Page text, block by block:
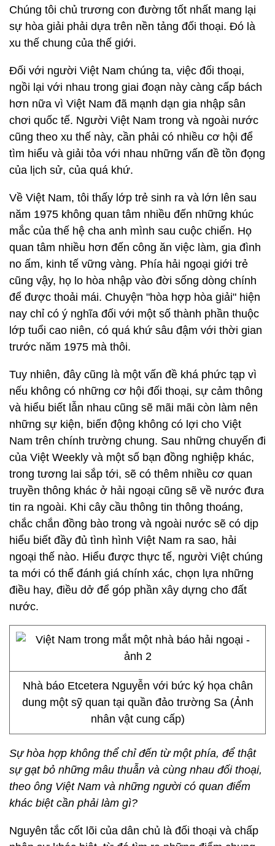
Chúng tôi chủ trương con đường tốt nhất mang lại
sự hòa giải phải dựa trên nền tảng đối thoại. Đó là
xu thế chung của thế giới.
Đối với người Việt Nam chúng ta, việc đối thoại,
ngồi lại với nhau trong giai đoạn này càng cấp bách
hơn nữa vì Việt Nam đã mạnh dạn gia nhập sân
chơi quốc tế. Người Việt Nam trong và ngoài nước
cũng theo xu thế này, cần phải có nhiều cơ hội để
tìm hiểu và giải tỏa với nhau những vấn đề tồn đọng
của lịch sử, của quá khứ.
Về Việt Nam, tôi thấy lớp trẻ sinh ra và lớn lên sau
năm 1975 không quan tâm nhiều đến những khúc
mắc của thế hệ cha anh mình sau cuộc chiến. Họ
quan tâm nhiều hơn đến công ăn việc làm, gia đình
no ấm, kinh tế vững vàng. Phía hải ngoại giới trẻ
cũng vậy, họ lo hòa nhập vào đời sống dòng chính
để được thoải mái. Chuyện "hòa hợp hòa giải" hiện
nay chỉ có ý nghĩa đối với một số thành phần thuộc
lớp tuổi cao niên, có quá khứ sâu đậm với thời gian
trước năm 1975 mà thôi.
Tuy nhiên, đây cũng là một vấn đề khá phức tạp vì
nếu không có những cơ hội đối thoại, sự cảm thông
và hiểu biết lẫn nhau cũng sẽ mãi mãi còn làm nên
những sự kiện, biến động không có lợi cho Việt
Nam trên chính trường chung. Sau những chuyến đi
của Việt Weekly và một số bạn đồng nghiệp khác,
trong tương lai sắp tới, sẽ có thêm nhiều cơ quan
truyền thông khác ở hải ngoại cũng sẽ về nước đưa
tin ra ngoài. Khi cây cầu thông tin thông thoáng,
chắc chắn đồng bào trong và ngoài nước sẽ có dịp
hiểu biết đầy đủ tình hình Việt Nam ra sao, hải
ngoại thế nào. Hiểu được thực tế, người Việt chúng
ta mới có thể đánh giá chính xác, chọn lựa những
điều hay, điều dở để góp phần xây dựng cho đất
nước.
Nhà báo Etcetera Nguyễn với bức ký họa chân
dung một sỹ quan tại quần đảo trường Sa (Ảnh
nhân vật cung cấp)
Sự hòa hợp không thể chỉ đến từ một phía, để thật
sự gạt bỏ những mâu thuẫn và cùng nhau đối thoại,
theo ông Việt Nam và những người có quan điểm
khác biệt cần phải làm gì?
Nguyên tắc cốt lõi của dân chủ là đối thoại và chấp